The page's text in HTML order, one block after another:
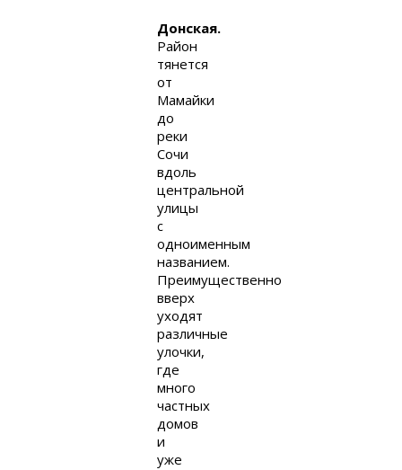
Донская.
Район
тянется
от
Мамайки
до
реки
Сочи
вдоль
центральной
улицы
с
одноименным
названием.
Преимущественно
вверх
уходят
различные
улочки,
где
много
частных
домов
и
уже